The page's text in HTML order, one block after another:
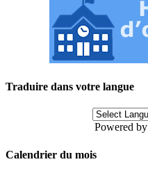
Traduire dans votre langue
Powered by
Calendrier du mois